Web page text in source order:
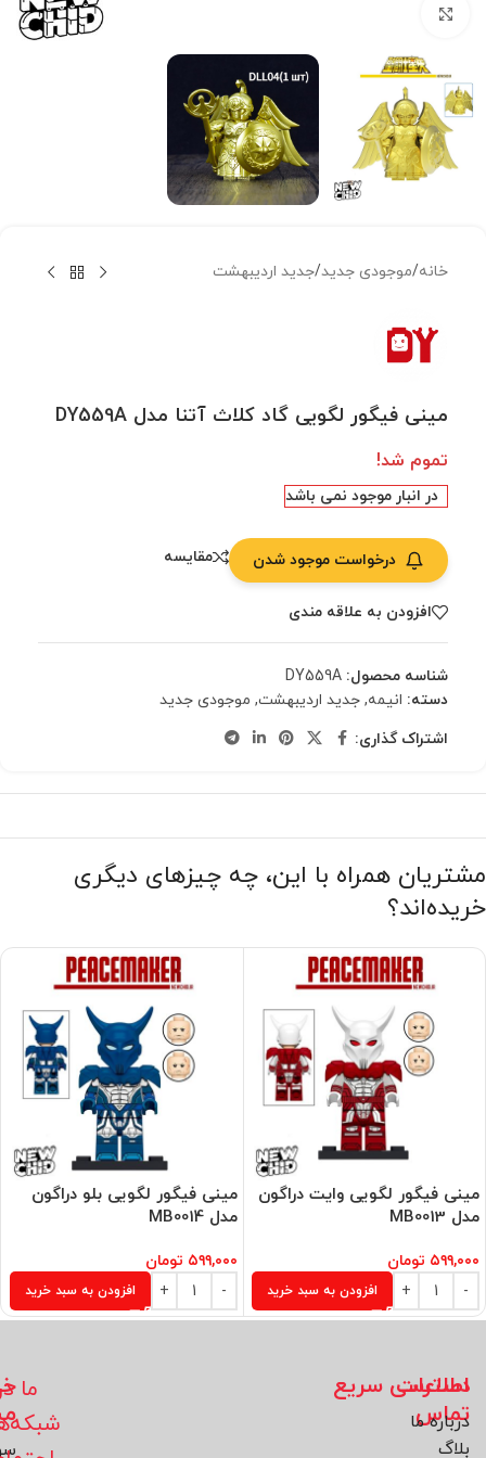
خانه/موجودی جدید/جدید اردیبهشت
مینی فیگور لگویی گاد کلاث آتنا مدل DY559A
تموم شد!
در انبار موجود نمی باشد
درخواست موجود شدن مقایسه
افزودن به علاقه مندی
شناسه محصول: DY559A
دسته: انیمه, جدید اردیبهشت, موجودی جدید
اشتراک گذاری:
مشتریان همراه با این، چه چیزهای دیگری
خریده‌اند؟
مینی فیگور لگویی وایت دراگون
مدل MB0013
۵۹۹,۰۰۰ تومان
افزودن به سبد خرید
مینی فیگور لگویی بلو دراگون
مدل MB0014
۵۹۹,۰۰۰ تومان
افزودن به سبد خرید
اطلاعات
تماس
دسترسی سریع
درباره ما
بلاگ
ما